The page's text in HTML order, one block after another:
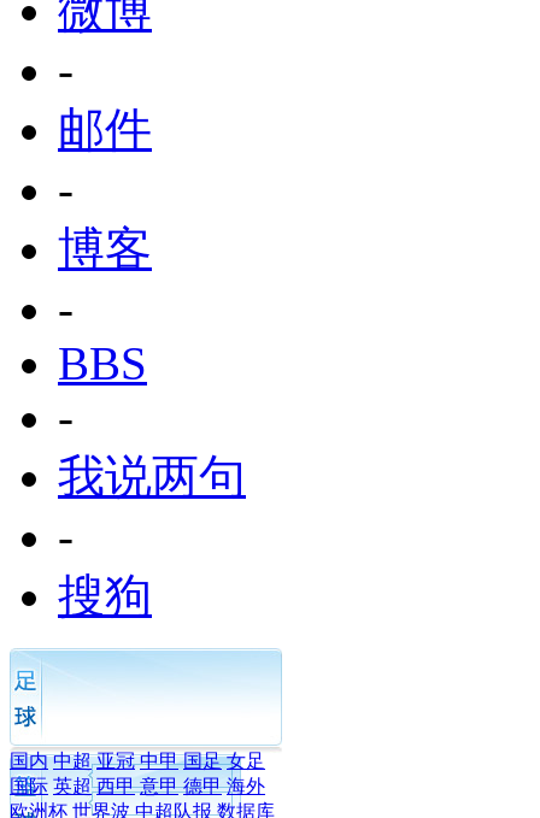
-
邮件
-
博客
-
BBS
-
我说两句
-
搜狗
国内 中超 亚冠 中甲 国足 女足
国际 英超 西甲 意甲 德甲 海外
欧洲杯 世界波 中超队报 数据库